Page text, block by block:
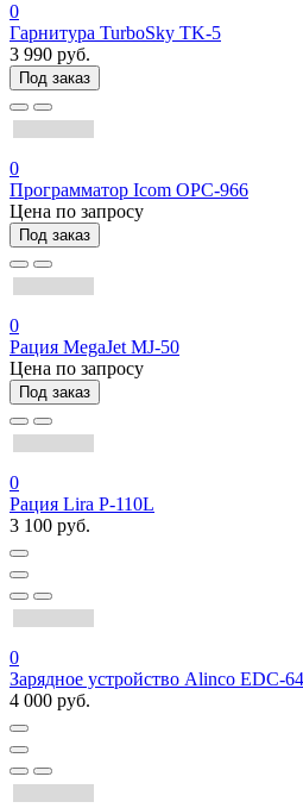
0
Гарнитура TurboSky TK-5
3 990 руб.
Под заказ
0
Программатор Icom OPC-966
Цена по запросу
Под заказ
0
Рация MegaJet MJ-50
Цена по запросу
Под заказ
0
Рация Lira P-110L
3 100 руб.
0
Зарядное устройство Alinco EDC-64
4 000 руб.